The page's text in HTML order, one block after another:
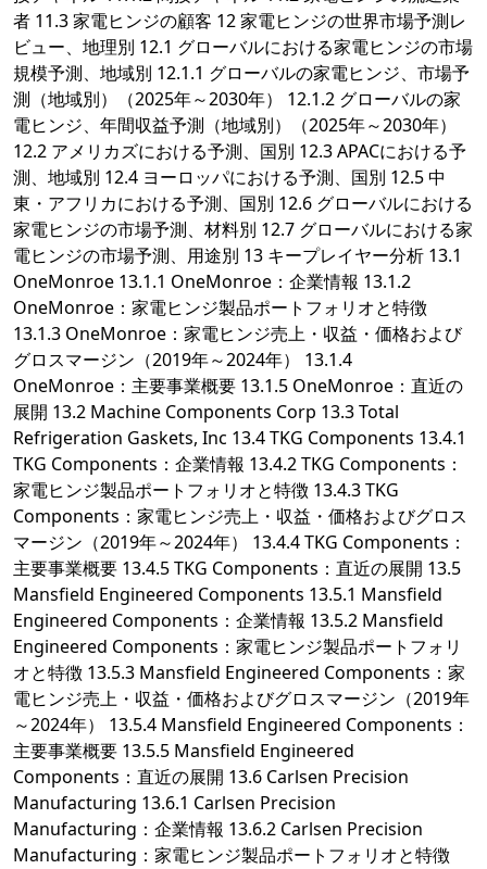
者 11.3 家電ヒンジの顧客 12 家電ヒンジの世界市場予測レ
ビュー、地理別 12.1 グローバルにおける家電ヒンジの市場
規模予測、地域別 12.1.1 グローバルの家電ヒンジ、市場予
測（地域別）（2025年～2030年） 12.1.2 グローバルの家
電ヒンジ、年間収益予測（地域別）（2025年～2030年）
12.2 アメリカズにおける予測、国別 12.3 APACにおける予
測、地域別 12.4 ヨーロッパにおける予測、国別 12.5 中
東・アフリカにおける予測、国別 12.6 グローバルにおける
家電ヒンジの市場予測、材料別 12.7 グローバルにおける家
電ヒンジの市場予測、用途別 13 キープレイヤー分析 13.1
OneMonroe 13.1.1 OneMonroe：企業情報 13.1.2
OneMonroe：家電ヒンジ製品ポートフォリオと特徴
13.1.3 OneMonroe：家電ヒンジ売上・収益・価格および
グロスマージン（2019年～2024年） 13.1.4
OneMonroe：主要事業概要 13.1.5 OneMonroe：直近の
展開 13.2 Machine Components Corp 13.3 Total
Refrigeration Gaskets, Inc 13.4 TKG Components 13.4.1
TKG Components：企業情報 13.4.2 TKG Components：
家電ヒンジ製品ポートフォリオと特徴 13.4.3 TKG
Components：家電ヒンジ売上・収益・価格およびグロス
マージン（2019年～2024年） 13.4.4 TKG Components：
主要事業概要 13.4.5 TKG Components：直近の展開 13.5
Mansfield Engineered Components 13.5.1 Mansfield
Engineered Components：企業情報 13.5.2 Mansfield
Engineered Components：家電ヒンジ製品ポートフォリ
オと特徴 13.5.3 Mansfield Engineered Components：家
電ヒンジ売上・収益・価格およびグロスマージン（2019年
～2024年） 13.5.4 Mansfield Engineered Components：
主要事業概要 13.5.5 Mansfield Engineered
Components：直近の展開 13.6 Carlsen Precision
Manufacturing 13.6.1 Carlsen Precision
Manufacturing：企業情報 13.6.2 Carlsen Precision
Manufacturing：家電ヒンジ製品ポートフォリオと特徴